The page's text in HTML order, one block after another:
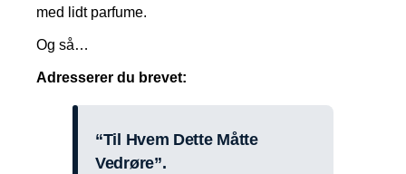
med lidt parfume.
Og så…
Adresserer du brevet:
“Til Hvem Dette Måtte
Vedrøre”.